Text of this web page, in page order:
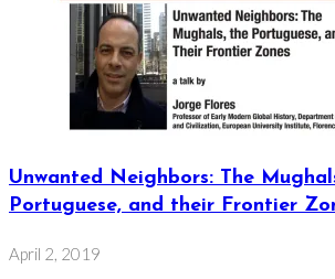
Unwanted Neighbors: The
Portuguese, and their Frontier
April 2, 2019